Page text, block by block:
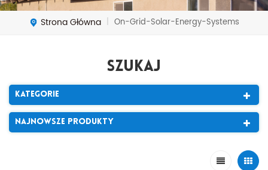
Strona Główna | On-Grid-Solar-Energy-Systems
Szukaj
Kategorie
Najnowsze Produkty